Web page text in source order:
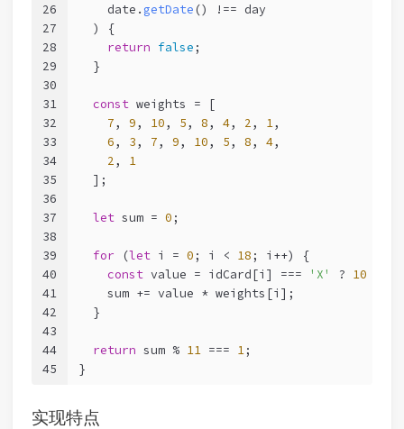
26
27
28
29
30
31
32
33
34
35
36
37
38
39
40
41
42
43
44
45
    date.
getDate () !== day
  ) {
return false ;
  }
const weights = [
7, 9, 10, 5, 8, 4, 2, 1,
6, 3, 7, 9, 10, 5, 8, 4,
2, 1
  ];
let sum = 0 ;
for (let i = 0 ; i < 18 ; i++) {
const value = idCard[i] === 'X' ? 10
    sum += value * weights[i];
  }
return sum % 11 === 1;
}
实现特点